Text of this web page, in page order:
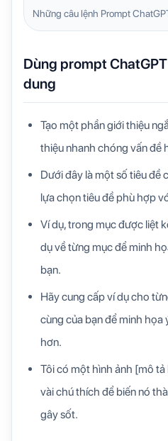
Những câu lệnh Prompt
Dùng prompt
dung
Tạo một phần giới thiệu
thiệu nhanh chóng vấn đề
Dưới đây là một số tiêu đề
lựa chọn tiêu đề phù hợp
Ví dụ, trong mục được liệt
dụ về từng mục để minh
bạn.
Hãy cung cấp ví dụ cho
cùng của bạn để minh
hơn.
Tôi có một hình ảnh [mô
vài chú thích để biến nó
gây sốt.